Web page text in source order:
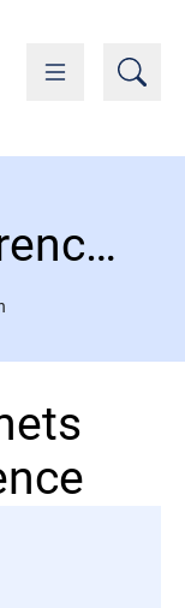
Kvalitetskonferencen